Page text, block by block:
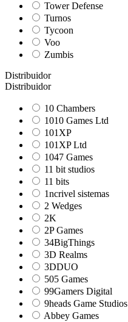
Tower Defense
Turnos
Tycoon
Voo
Zumbis
Distribuidor
Distribuidor
10 Chambers
1010 Games Ltd
101XP
101XP Ltd
1047 Games
11 bit studios
11 bits
1ncrivel sistemas
2 Wedges
2K
2P Games
34BigThings
3D Realms
3DDUO
505 Games
99Gamers Digital
9heads Game Studios
Abbey Games